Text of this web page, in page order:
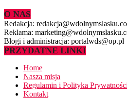
O NAS
Redakcja:
Reklama:
Blogi i administracja: portalwds@op.pl
PRZYDATNE LINKI
Home
Nasza misja
Regulamin i Polityka Prywatności
Kontakt